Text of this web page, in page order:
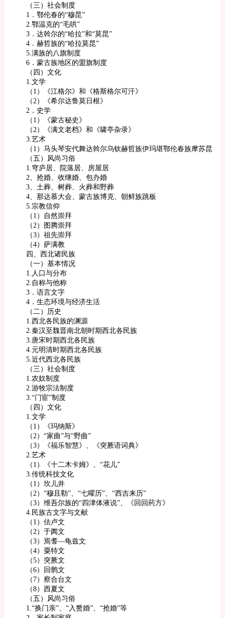
（三）社会制度
1．鄂伦春的“穆昆”
2.鄂温克的“毛哄”
3．达斡尔的“哈拉”和“莫昆”
4．赫哲族的“哈拉莫昆”
5.满族的八旗制度
6．蒙古族地区的盟旗制度
（四）文化
1.文学
（1）《江格尔》和《格斯格尔可汗》
（2）《希尔达鲁莫日根》
2．史学
（1）《蒙古秘史》
（2）《满文老档》和《啸亭杂录》
3.艺术
（1）马头琴安代舞达斡尔乌钦赫哲族伊玛堪鄂伦春族摩苏昆
（五）风尚习俗
1.穹庐居、院落居、房屋居
2、抢婚、收继婚、包办婚
3、土葬、树葬、火葬和野葬
4、那达慕大会、蒙古族博克、朝鲜族跳板
5.宗教信仰
（1）自然崇拜
（2）图腾崇拜
（3）祖先崇拜
（4）萨满教
四、西北诸民族
（一）基本情况
1.人口与分布
2.自称与他称
3．语言文字
4．生态环境与经济生活
（二）历史
1.西北各民族的渊源
2.秦汉至魏晋南北朝时期西北各民族
3.唐宋时期西北各民族
4.元明清时期西北各民族
5.近代西北各民族
（三）社会制度
1.农奴制度
2.游牧宗法制度
3.“门宦”制度
（四）文化
1.文学
（1）《玛纳斯》
（2）“家曲”与“野曲”
（3）《福乐智慧》、《突厥语词典》
2.艺术
（1）《十二木卡姆》、“花儿”
3.传统科技文化
（1）坎儿井
（2）“穆且勒”、“七曜历”、“西吉来历”
（3）维吾尔族的“四津体液说”、《回回药方》
4.民族古文字与文献
（1）佉卢文
（2）于阗文
（3）焉耆—龟兹文
（4）粟特文
（5）突厥文
（6）回鹘文
（7）察合台文
（8）西夏文
（五）风尚习俗
1.“换门亲”、“入赘婚”、“抢婚”等